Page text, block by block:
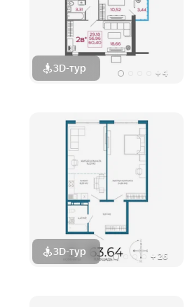
3D-тур + 4
3D-тур + 26